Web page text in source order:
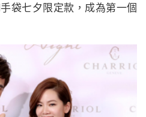
袋七夕限定款，成為第一個